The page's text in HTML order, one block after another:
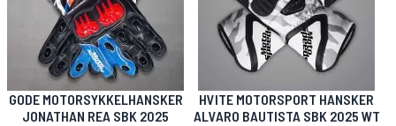
GODE MOTORSYKKELHANSKER
JONATHAN REA SBK 2025
HVITE MOTORSPORT HANSKER
ALVARO BAUTISTA SBK 2025 WT